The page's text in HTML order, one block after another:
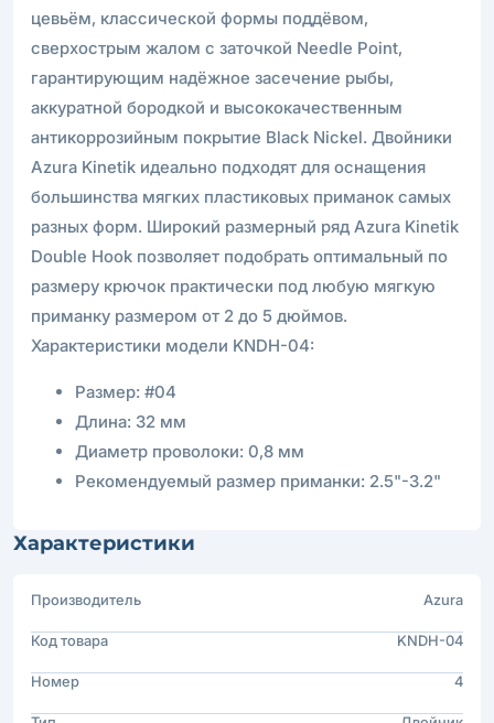
цевьём, классической формы поддёвом,
сверхострым жалом с заточкой Needle Point,
гарантирующим надёжное засечение рыбы,
аккуратной бородкой и высококачественным
антикоррозийным покрытие Black Nickel. Двойники
Azura Kinetik идеально подходят для оснащения
большинства мягких пластиковых приманок самых
разных форм. Широкий размерный ряд Azura Kinetik
Double Hook позволяет подобрать оптимальный по
размеру крючок практически под любую мягкую
приманку размером от 2 до 5 дюймов.
Характеристики модели KNDH-04:
Размер: #04
Длина: 32 мм
Диаметр проволоки: 0,8 мм
Рекомендуемый размер приманки: 2.5"-3.2"
Характеристики
Производитель Azura
Код товара KNDH-04
Номер 4